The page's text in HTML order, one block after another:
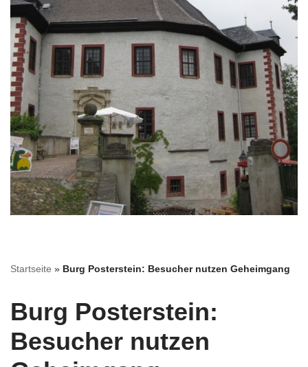
Startseite » Burg Posterstein: Besucher nutzen Geheimgang
Burg Posterstein:
Besucher nutzen